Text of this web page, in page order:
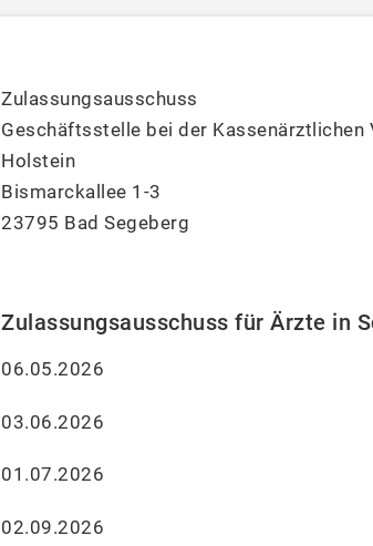
Zulassungsausschuss
Geschäftsstelle bei der Kassenärztlichen
Holstein
Bismarckallee 1-3
23795 Bad Segeberg
Zulassungsausschuss für Ärzte in
06.05.2026
03.06.2026
01.07.2026
02.09.2026